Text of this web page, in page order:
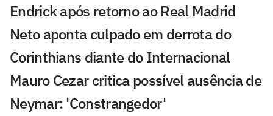
Endrick após retorno ao Real Madrid
Neto aponta culpado em derrota do
Corinthians diante do Internacional
Mauro Cezar critica possível ausência de
Neymar: 'Constrangedor'